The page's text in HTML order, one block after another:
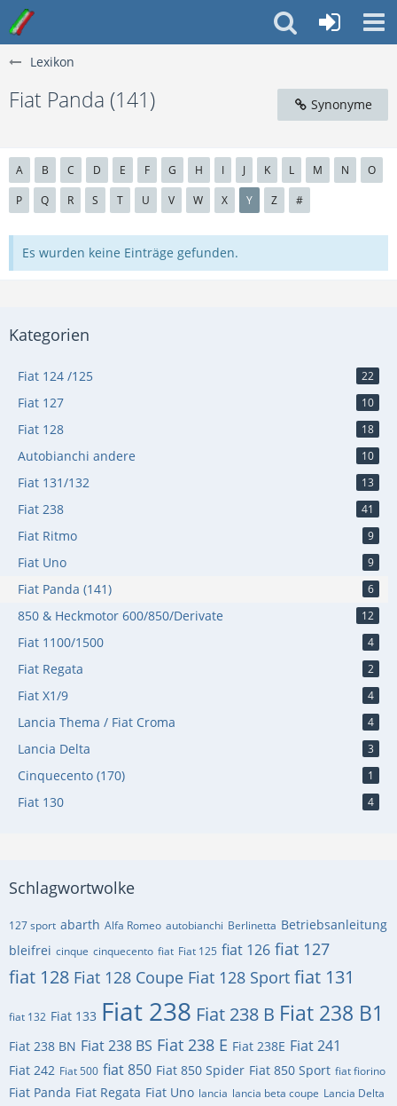
Lexikon
Fiat Panda (141) Synonyme
A B C D E F G H I J K L M N
O
P
Q R S T U V W X Y Z #
Es wurden keine Einträge gefunden.
Kategorien
Fiat 124 /125 22
Fiat 127 10
Fiat 128 18
Autobianchi andere 10
Fiat 131/132 13
Fiat 238 41
Fiat Ritmo 9
Fiat Uno 9
Fiat Panda (141) 6
850 & Heckmotor 600/850/Derivate 12
Fiat 1100/1500 4
Fiat Regata 2
Fiat X1/9 4
Lancia Thema / Fiat Croma 4
Lancia Delta 3
Cinquecento (170) 1
Fiat 130 4
Schlagwortwolke
127 sport abarth Alfa Romeo autobianchi Berlinetta Betriebsanleitung
bleifrei cinque cinquecento fiat Fiat 125 fiat 126 fiat 127
fiat 128 Fiat 128 Coupe Fiat 128 Sport fiat 131
fiat 132 Fiat 133 Fiat 238 Fiat 238 B Fiat 238 B1
Fiat 238 BN Fiat 238 BS Fiat 238 E Fiat 238E Fiat 241
Fiat 242 Fiat 500 fiat 850 Fiat 850 Spider Fiat 850 Sport fiat fiorino
Fiat Panda Fiat Regata Fiat Uno lancia lancia beta coupe Lancia Delta